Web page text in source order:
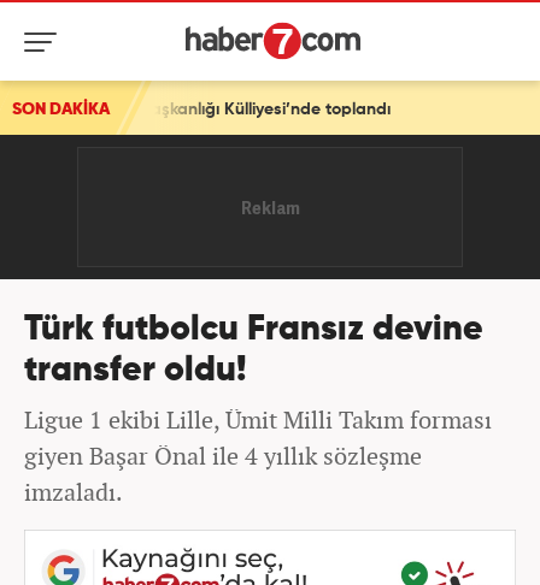
SON DAKİKAKülliyesi’nde toplandı
Türk futbolcu Fransız devine
transfer oldu!
Ligue 1 ekibi Lille, Ümit Milli Takım forması
giyen Başar Önal ile 4 yıllık sözleşme
imzaladı.